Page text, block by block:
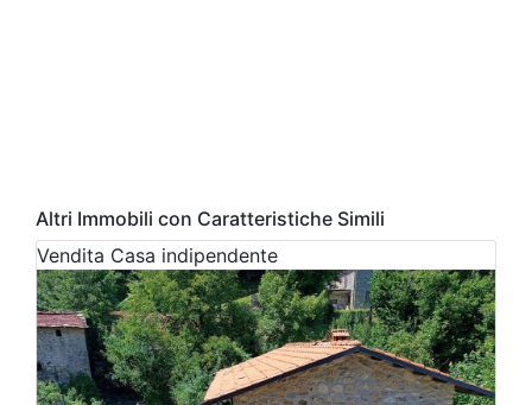
Altri Immobili con Caratteristiche Simili
Vendita Casa indipendente